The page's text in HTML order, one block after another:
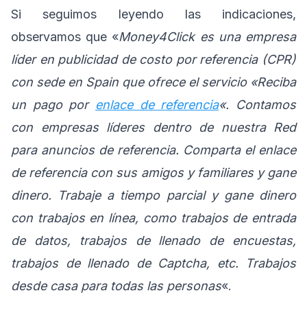
Si seguimos leyendo las indicaciones,
observamos que «Money4Click es una empresa
líder en publicidad de costo por referencia (CPR)
con sede en Spain que ofrece el servicio «Reciba
un pago por enlace de referencia«. Contamos
con empresas líderes dentro de nuestra Red
para anuncios de referencia. Comparta el enlace
de referencia con sus amigos y familiares y gane
dinero. Trabaje a tiempo parcial y gane dinero
con trabajos en línea, como trabajos de entrada
de datos, trabajos de llenado de encuestas,
trabajos de llenado de Captcha, etc. Trabajos
desde casa para todas las personas«.